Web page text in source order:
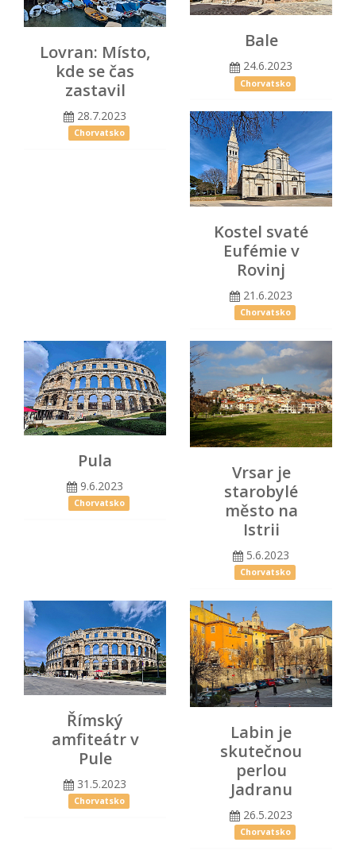
Lovran: Místo,
kde se čas
zastavil
28.7.2023
Chorvatsko
Bale
24.6.2023
Chorvatsko
Kostel svaté
Eufémie v
Rovinj
21.6.2023
Chorvatsko
Pula
9.6.2023
Chorvatsko
Vrsar je
starobylé
město na
Istrii
5.6.2023
Chorvatsko
Římský
amfiteátr v
Pule
31.5.2023
Chorvatsko
Labin je
skutečnou
perlou
Jadranu
26.5.2023
Chorvatsko